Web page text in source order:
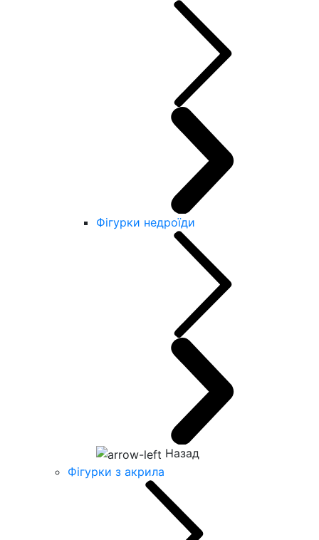
Фігурки недроїди
Назад
Фігурки з акрила